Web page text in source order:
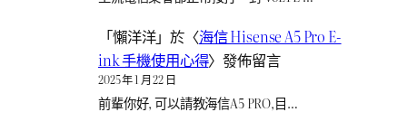
「懶洋洋」於〈海信 Hisense A5 Pro E-
ink 手機使用心得〉發佈留言
2025 年 1 月 22 日
前輩你好, 可以請教海信A5 PRO,目…